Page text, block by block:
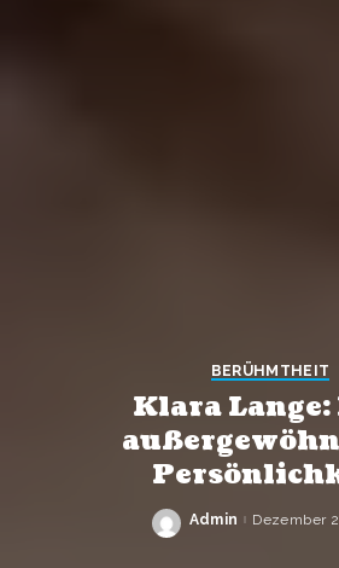
BERÜHMTHEIT
Klara Lange:
Posted
Admin Dezember